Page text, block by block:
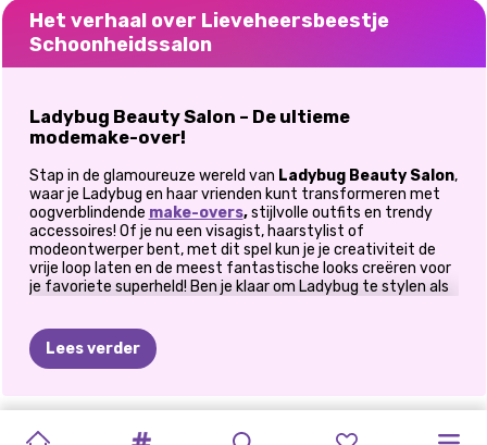
Het verhaal over Lieveheersbeestje
Schoonheidssalon
Ladybug Beauty Salon – De ultieme
modemake-over!
Stap in de glamoureuze wereld van Ladybug Beauty Salon,
waar je Ladybug en haar vrienden kunt transformeren met
oogverblindende make-overs,stijlvolle outfits en trendy
accessoires! Of je nu een visagist, haarstylist of
modeontwerper bent, met dit spel kun je je creativiteit de
vrije loop laten en de meest fantastische looks creëren voor
je favoriete superheld! Ben je klaar om Ladybug te stylen als
Stap 1: Glamoureuze make-up en
huidverzorging!
voordat je het volgende aanbrengt:
Lees verder
MARINETTE
SUPERHELD SCHURK
SUPERHELD LIEVEHEERSBEESTJEMEISJES